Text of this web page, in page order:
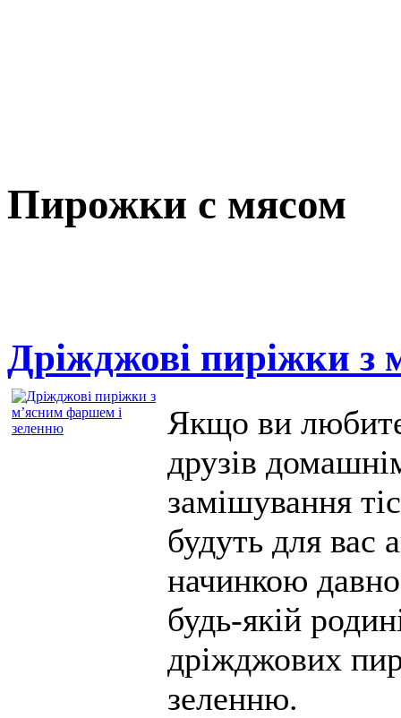
Пирожки с мясом
Дріжджові пиріжки з
Якщо ви любите
друзів
замішування
будуть для
начинкою
будь-якій
дріжджових
зеленню.